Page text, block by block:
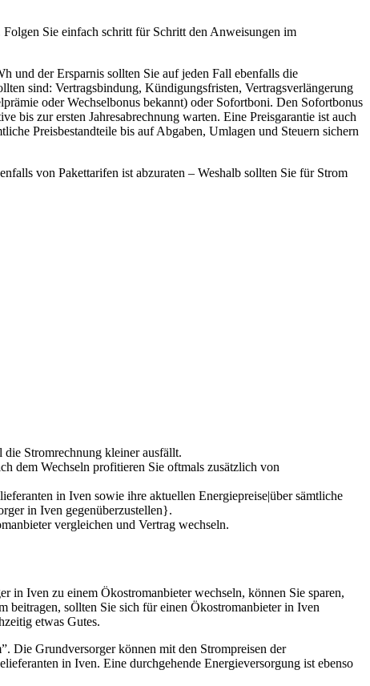
Sie einfach schritt für Schritt den Anweisungen im
und der Ersparnis sollten Sie auf jeden Fall ebenfalls die
sind: Vertragsbindung, Kündigungsfristen, Vertragsverlängerung
oder Wechselbonus bekannt) oder Sofortboni. Den Sofortbonus
bis zur ersten Jahresabrechnung warten. Eine Preisgarantie ist auch
Preisbestandteile bis auf Abgaben, Umlagen und Steuern sichern
von Pakettarifen ist abzuraten – Weshalb sollten Sie für Strom
Stromrechnung kleiner ausfällt.
dem Wechseln profitieren Sie oftmals zusätzlich von
in Iven sowie ihre aktuellen Energiepreise|über sämtliche
in Iven gegenüberzustellen}.
vergleichen und Vertrag wechseln.
in Iven zu einem Ökostromanbieter wechseln, können Sie sparen,
beitragen, sollten Sie sich für einen Ökostromanbieter in Iven
etwas Gutes.
Die Grundversorger können mit den Strompreisen der
in Iven. Eine durchgehende Energieversorgung ist ebenso